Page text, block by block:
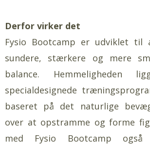
Derfor virker det
Fysio Bootcamp er udviklet til
sundere, stærkere og mere
balance. Hemmeligheden
specialdesignede
baseret på det naturlige
over at opstramme og forme
med Fysio Bootcamp